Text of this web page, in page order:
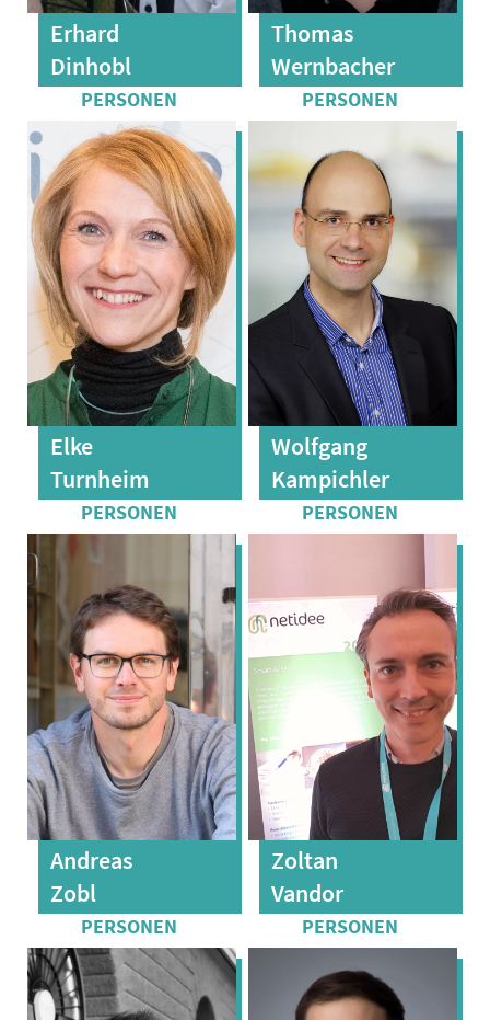
Erhard
Dinhobl
Thomas
Wernbacher
Elke
Turnheim
Wolfgang
Kampichler
Andreas
Zobl
Zoltan
Vandor